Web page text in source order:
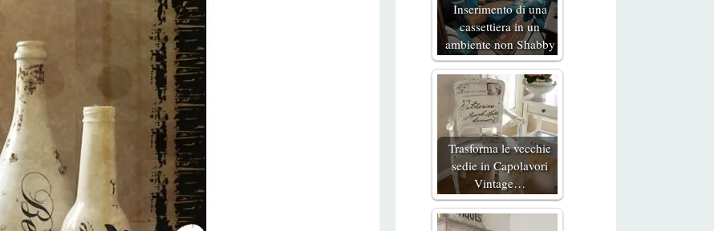
Inserimento di una
cassettiera in un
ambiente non Shabby
Trasforma le vecchie
sedie in Capolavori
Vintage…